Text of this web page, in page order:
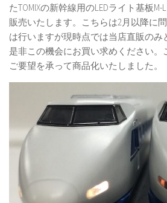
たTOMIXの新幹線用のLEDライト基板M-
販売いたします。こちらは2月以降に
は行いますが現時点では当店直販のみ
是非この機会にお買い求めください。
ご要望を承って商品化いたしました。